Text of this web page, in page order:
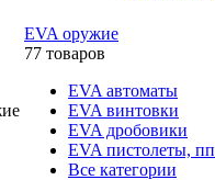
EVA оружие
77 товаров
EVA автоматы
EVA винтовки
EVA дробовики
EVA пистолеты, пп
Все категории